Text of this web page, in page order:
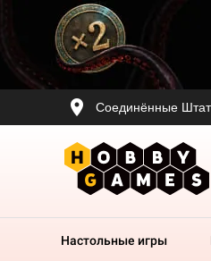
Соединённые
Настольные игры